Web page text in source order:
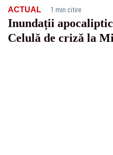
ACTUAL· 1 min citire
Inundații
Celulă de criză la